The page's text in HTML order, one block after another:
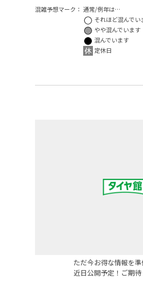
混雑予想マーク： 通常/例年は…
それほど混んでい
やや混んでいます
混んでいます
定休日
ただ今お得な情報を準
近日公開予定！ご期待